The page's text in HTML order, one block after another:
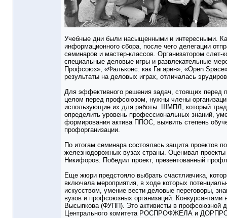
Учебные дни были насыщенными и интересными.
информационного сбора, после чего делегации
семинаров и мастер-классов. Организатором слет-
специальные деловые игры и развлекательные
Профсоюз», «Фальконс: как Гагарин», «Open
результаты на деловых играх, отличалась
Для эффективного решения задач, стоящих перед
целом перед профсоюзом, нужны члены
использующие их для работы. ШМПЛ, который
определить уровень профессиональных знаний,
формирования актива ППОС, выявить степень
профорганизации.
По итогам семинара состоялась защита проектов
железнодорожных вузах страны. Оценивал
Никифоров. Победил проект, презентованный
Еще жюри предстояло выбрать счастливчика,
включала мероприятия, в ходе которых
искусством, умение вести деловые переговоры,
вузов и профсоюзных организаций.
Высыпкова (ФУПП). Это активисты в профсоюзной
Центрального комитета РОСПРОФЖЕЛА и